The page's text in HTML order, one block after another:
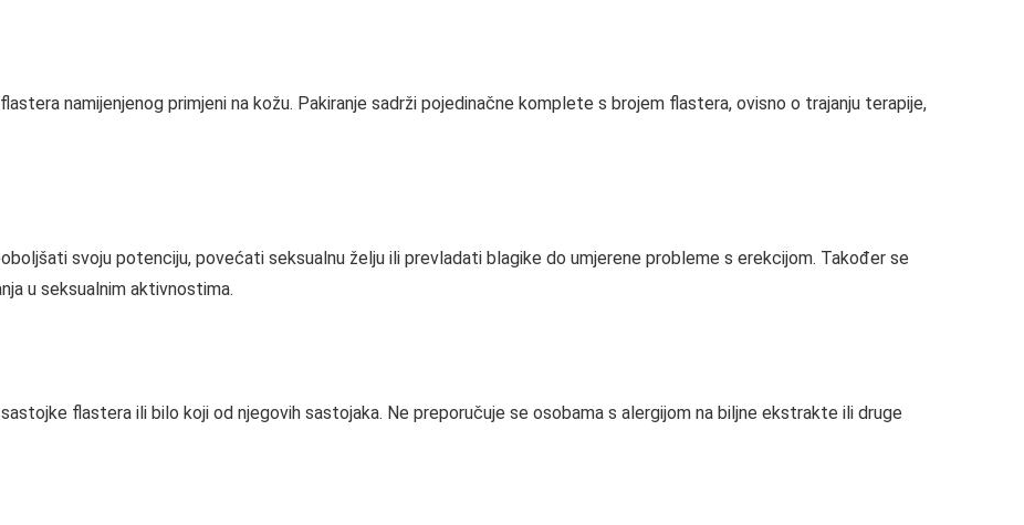
namijenjenog primjeni na kožu. Pakiranje sadrži pojedinačne komplete s brojem flastera, ovisno o trajanju terapije,
svoju potenciju, povećati seksualnu želju ili prevladati blagike do umjerene probleme s erekcijom. Također se
u seksualnim aktivnostima.
flastera ili bilo koji od njegovih sastojaka. Ne preporučuje se osobama s alergijom na biljne ekstrakte ili druge